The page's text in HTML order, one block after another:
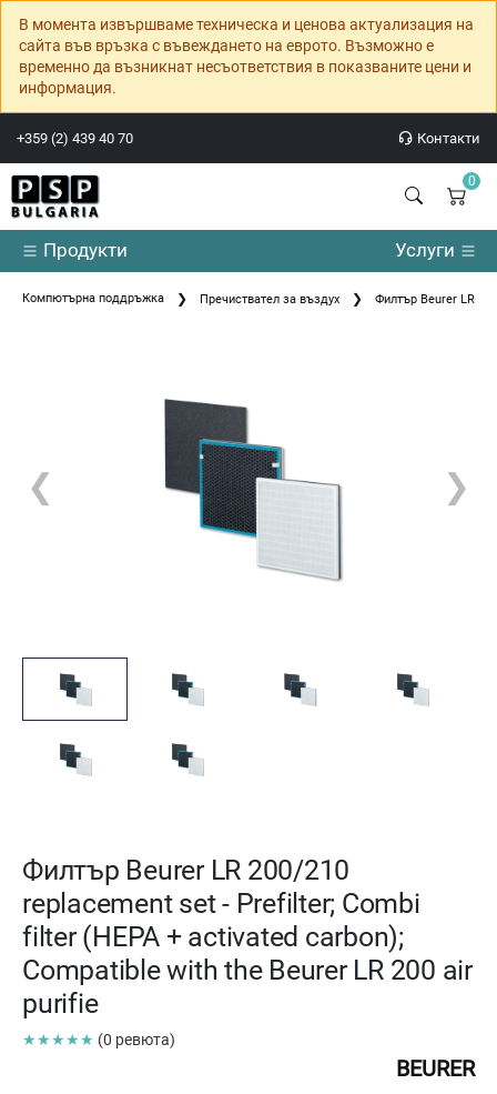
В момента извършваме техническа и ценова актуализация на
сайта във връзка с въвеждането на еврото. Възможно е
временно да възникнат несъответствия в показваните цени и
информация.
+359 (2) 439 40 70 Контакти
0
Продукти Услуги
Компютърна поддръжка Пречиствател за въздух Филтър Beurer LR
❮ ❯
Филтър Beurer LR 200/210
replacement set - Prefilter; Combi
filter (HEPA + activated carbon);
Compatible with the Beurer LR 200 air
purifie
★★★★★ (0 ревюта)
BEURER